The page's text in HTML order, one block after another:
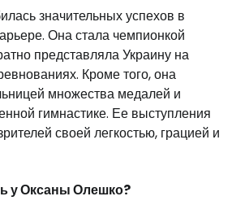
значительных успехов в
Она стала чемпионкой
представляла Украину на
Кроме того, она
множества медалей и
гимнастике. Ее выступления
своей легкостью, грацией и
у Оксаны Олешко?